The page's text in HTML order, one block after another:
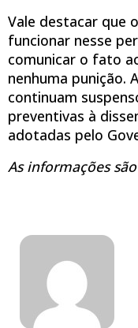
Vale destacar que
funcionar nesse
comunicar o fato
nenhuma punição.
continuam
preventivas à
adotadas pelo
As informações